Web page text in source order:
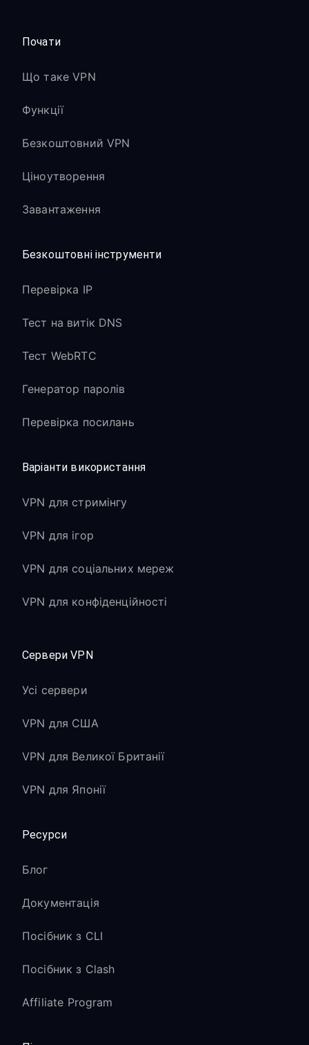
Почати
Що таке VPN
Функції
Безкоштовний VPN
Ціноутворення
Завантаження
Безкоштовні інструменти
Перевірка IP
Тест на витік DNS
Тест WebRTC
Генератор паролів
Перевірка посилань
Варіанти використання
VPN для стримінгу
VPN для ігор
VPN для соціальних мереж
VPN для конфіденційності
Сервери VPN
Усі сервери
VPN для США
VPN для Великої Британії
VPN для Японії
Ресурси
Блог
Документація
Посібник з CLI
Посібник з Clash
Affiliate Program